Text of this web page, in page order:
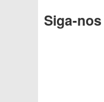
Siga-